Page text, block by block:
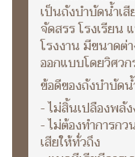
เป็นถังบำบัดน้ำเ
จัดสรร โรงเรียน
โรงงาน มีขนาดต่
ออกแบบโดยวิศว
ข้อดีของถังบำบัดน้
- ไม่สิ้นเปลืองพลั
- ไม่ต้องทำการก
เสียให้ทั่วถึง